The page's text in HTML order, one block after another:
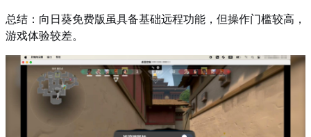
总结：向日葵免费版虽具备基础远程功能，但操作门槛较高，
游戏体验较差。